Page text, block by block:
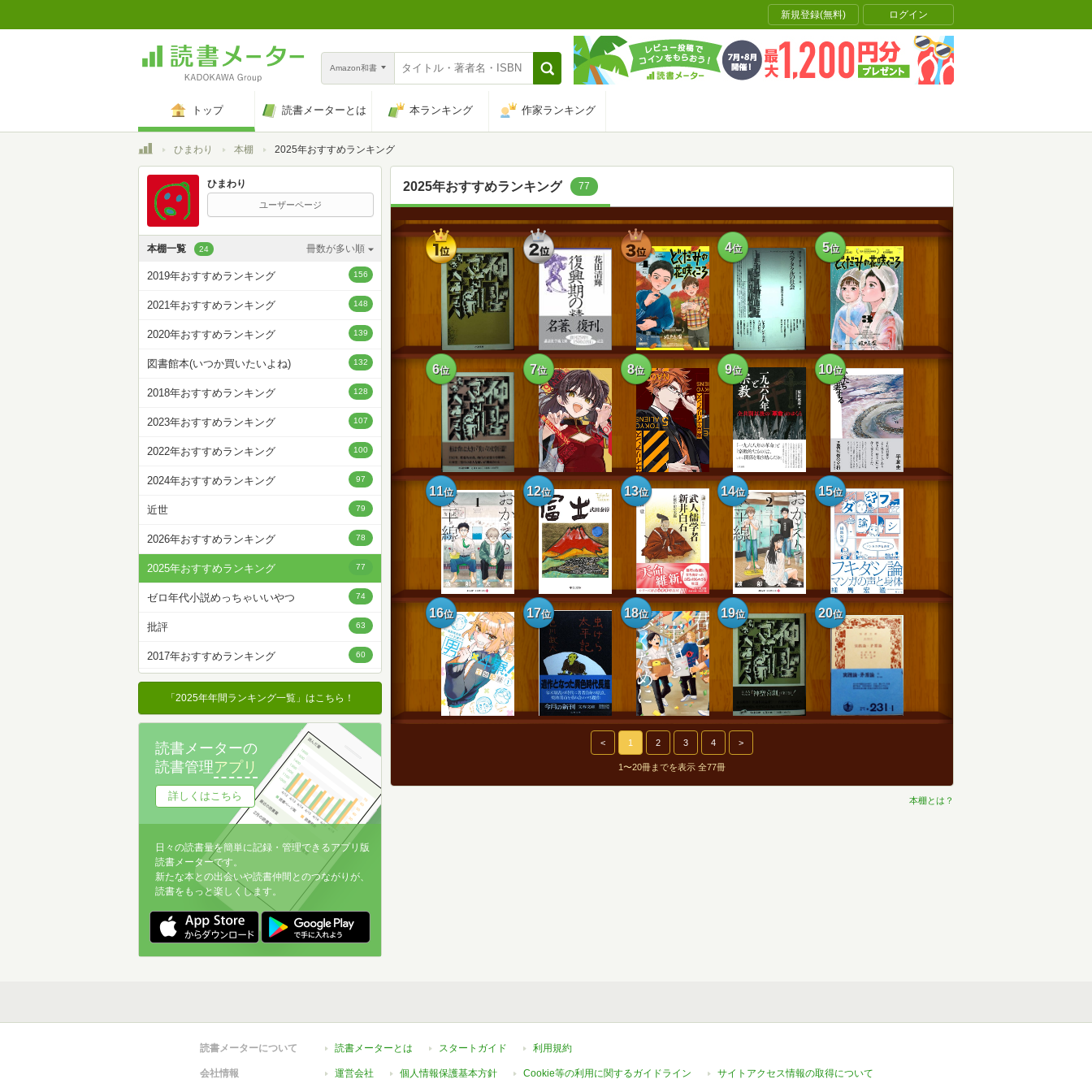
新規登録(無料) ログイン
Amazon和書
トップ 読書メーターとは 本ランキング 作家ランキング
トップひまわり 本棚 2025年おすすめランキング
ひまわり
ユーザーページ
本棚一覧 24 冊数が多い順
カスタム順
登録日時が新しい順
登録日時が古い順
冊数が多い順
冊数が少ない順
2019年おすすめランキング 156
2021年おすすめランキング 148
2020年おすすめランキング 139
図書館本(いつか買いたいよね) 132
2018年おすすめランキング 128
2023年おすすめランキング 107
2022年おすすめランキング 100
2024年おすすめランキング 97
近世 79
2026年おすすめランキング 78
2025年おすすめランキング 77
ゼロ年代小説めっちゃいいやつ 74
批評 63
2017年おすすめランキング 60
10年代小説めっちゃいいやつ 54
クソ古い小説めっちゃいいやつ 52
90年代小説めっちゃいいやつ 49
戦後小説めっちゃいいやつ 39
60年代小説めっちゃいいやつ 38
80年代小説めっちゃいいやつ 33
70年代小説めっちゃいいやつ
文庫化してほしいんだけどね
アベ文学を許さない♥️
「2025年年間ランキング一覧」はこちら！
読書メーターの
読書管理アプリ
詳しくはこちら
日々の読書量を簡単に記録・管理できるアプリ版
読書メーターです。
新たな本との出会いや読書仲間とのつながりが、
読書をもっと楽しくします。
2025年おすすめランキング 77
1位 2位 3位 4位 5位
6位 7位 8位 9位 10位
11位 12位 13位 14位 15位
16位 17位 18位 19位 20位
< 1 2 3 4 >
1〜20冊までを表示 全77冊
本棚とは？
読書メーターについて 読書メーターとは スタートガイド 利用規約
会社情報 運営会社 個人情報保護基本方針 Cookie等の利用に関するガイドライン サイトアクセス情報の取得について